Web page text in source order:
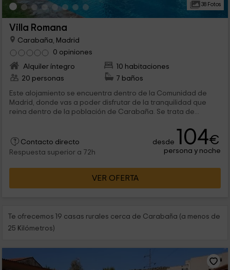
38 Fotos
Villa Romana
Carabaña, Madrid
0 opiniones
Alquiler íntegro
10 habitaciones
20 personas
7 baños
Este alojamiento se encuentra dentro de la Comunidad de
Madrid, donde vas a poder disfrutar de la tranquilidad que
reina dentro de la población de Carabaña. Se trata de...
Contacto directo
Respuesta superior a 72h
desde 104€
persona y noche
VER OFERTA
Te ofrecemos 19 casas rurales cerca de Carabaña (a menos de
25 Kilómetros)